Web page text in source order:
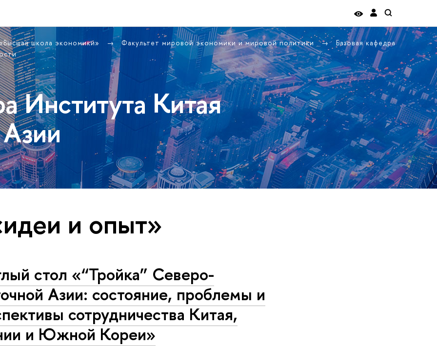
школа экономики» Факультет мировой экономики и мировой политики
Базовая кафедра
Института Китая
и опыт»
стол «“Тройка” Северо-
Азии: состояние, проблемы и
сотрудничества Китая,
и Южной Кореи»